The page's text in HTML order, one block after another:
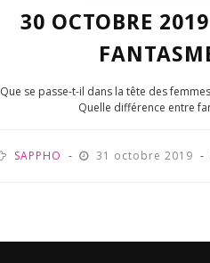
30 OCTOBRE
Que se passe-t-il dans la tête des
Quelle différence entre
SAPPHO 31 octobre 2019